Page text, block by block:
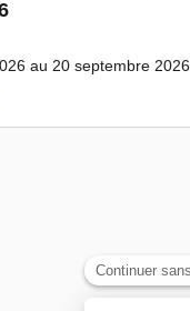
au 20 septembre 2026